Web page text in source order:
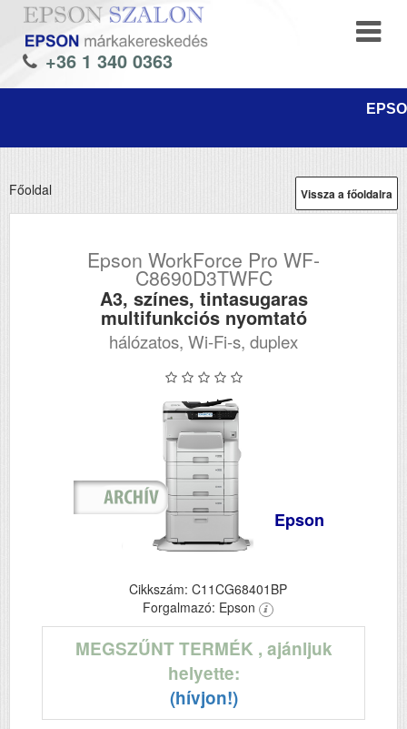
+36 1 340 0363
Vissza a főoldalra
Főoldal
Epson WorkForce Pro WF-
C8690D3TWFC
A3, színes, tintasugaras
multifunkciós nyomtató
hálózatos, Wi-Fi-s, duplex
Epson
Cikkszám: C11CG68401BP
Forgalmazó: Epson
MEGSZŰNT TERMÉK , ajánljuk
helyette:
(hívjon!)